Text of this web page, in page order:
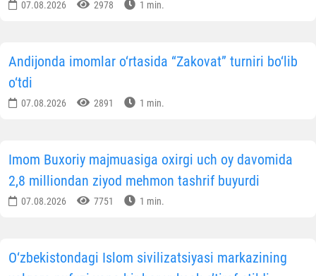
07.08.2026 2978 1 min.
Andijonda imomlar o‘rtasida “Zakovat” turniri bo‘lib
o‘tdi
07.08.2026 2891 1 min.
Imom Buxoriy majmuasiga oxirgi uch oy davomida
2,8 milliondan ziyod mehmon tashrif buyurdi
07.08.2026 7751 1 min.
O‘zbekistondagi Islom sivilizatsiyasi markazining